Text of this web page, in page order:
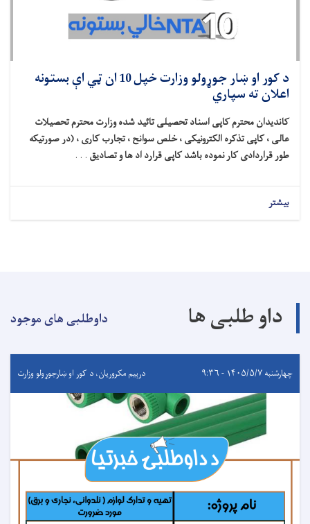
د کور او ښار جوړولو وزارت خپل 10 ان ټي اې بستونه
اعلان ته سپاري
کاندیدان محترم کاپی اسناد تحصیلی تائید شده وزارت محترم تحصیلات
عالی ، کاپی تذکره الکترونیکی ، خلص سوانح ، تجارب کاری ، (در صورتیکه
طور قراردادی کار نموده باشد کاپی قرارد اد ها و تصادیق . . .
بیشتر
داو طلبی ها داوطلبی های موجود
چهارشنبه ۱۴۰۵/۵/۷ - ۹:۳۶ درېيم مکروریان، د کور او ښارجوړولو وزارت